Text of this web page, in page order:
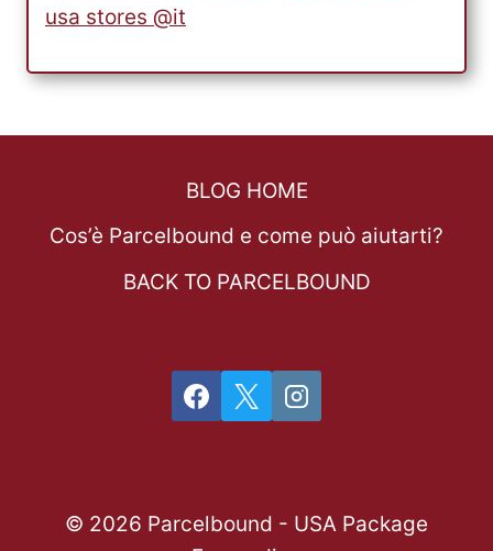
usa stores @it
BLOG HOME
Cos’è Parcelbound e come può aiutarti?
BACK TO PARCELBOUND
© 2026 Parcelbound - USA Package